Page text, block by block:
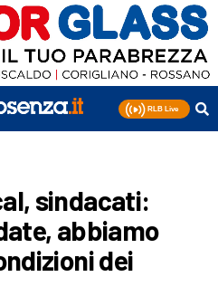
sindacati:
abbiamo
dei